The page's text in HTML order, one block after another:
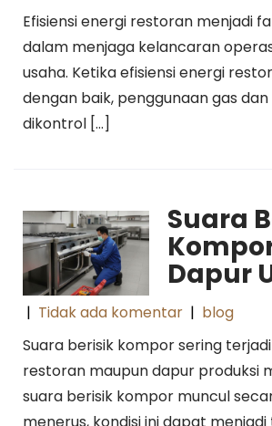
Efisiensi energi restoran menjadi
dalam menjaga kelancaran
usaha. Ketika efisiensi energi
dengan baik, penggunaan gas
dikontrol […]
Suara
Dapur
| Tidak ada komentar | blog
Suara berisik kompor sering
restoran maupun dapur produksi
suara berisik kompor muncul